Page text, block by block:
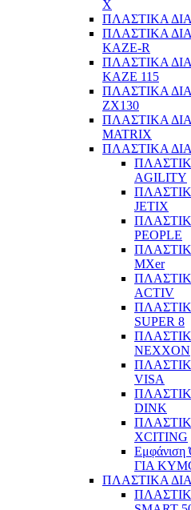
X
ΠΛΑΣΤΙΚΑ
ΠΛΑΣΤΙΚΑ
KAZE-R
ΠΛΑΣΤΙΚΑ
KAZE 115
ΠΛΑΣΤΙΚΑ
ΖΧ130
ΠΛΑΣΤΙΚΑ
MATRIX
ΠΛΑΣΤΙΚΑ
AGILITY
JETIX
PEOPLE
MXer
ACTIV
SUPER 8
NEXXON
VISA
DINK
XCITING
ΓΙΑ
ΠΛΑΣΤΙΚΑ